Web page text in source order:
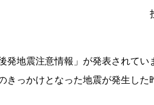
発地震注意情報」が発表されて
きっかけとなった地震が発生し